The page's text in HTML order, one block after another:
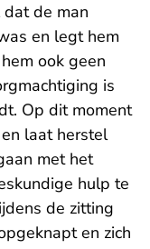
de man
en legt hem
ook geen
is
Op dit moment
laat herstel
met het
hulp te
de zitting
en zich